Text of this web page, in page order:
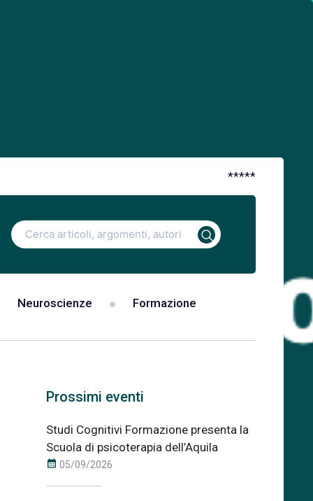
*****
Ricerca
per:
Neuroscienze Formazione
Prossimi eventi
Studi Cognitivi Formazione presenta la
Scuola di psicoterapia dell’Aquila
calendar_month 05/09/2026